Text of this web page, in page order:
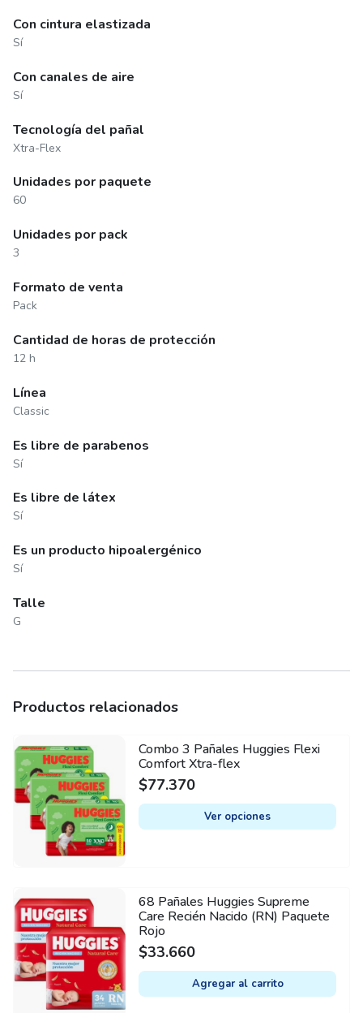
Con cintura elastizada
Sí
Con canales de aire
Sí
Tecnología del pañal
Xtra-Flex
Unidades por paquete
60
Unidades por pack
3
Formato de venta
Pack
Cantidad de horas de protección
12 h
Línea
Classic
Es libre de parabenos
Sí
Es libre de látex
Sí
Es un producto hipoalergénico
Sí
Talle
G
Productos relacionados
Combo 3 Pañales Huggies Flexi
Comfort Xtra-flex
$77.370
Ver opciones
This
product
has
multiple
variants.
may
be
chosen
on
the
product
68 Pañales Huggies Supreme
Care Recién Nacido (RN) Paquete
Rojo
$33.660
Agregar al carrito